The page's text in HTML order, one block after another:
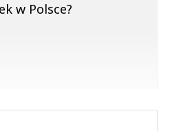
w Polsce?